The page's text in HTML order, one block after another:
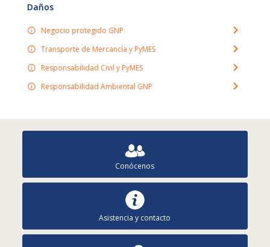
Daños
Negocio protegido GNP
Transporte de Mercancía y PyMES
Responsabilidad Civil y PyMES
Responsabilidad Ambiental GNP
Conócenos
Asistencia y contacto